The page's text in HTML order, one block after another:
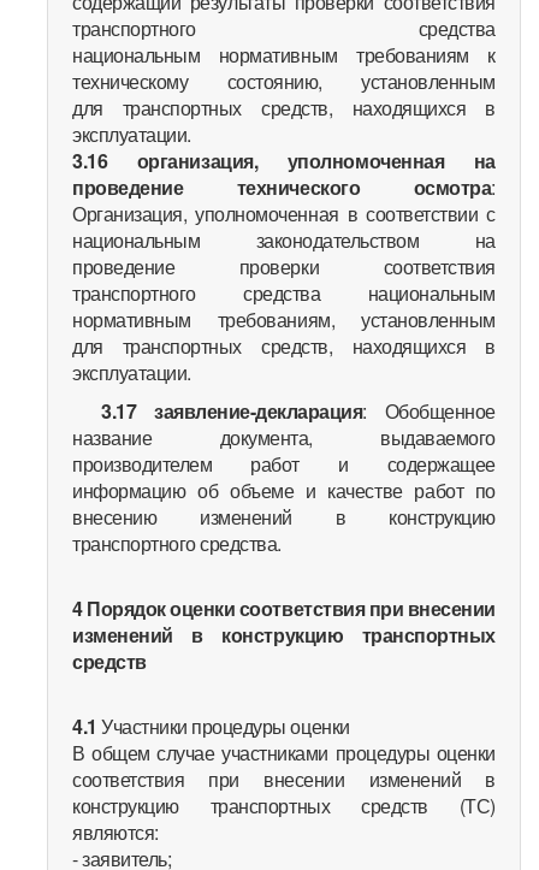
транспортного средства
национальным нормативным требованиям к
техническому состоянию, установленным
для транспортных средств, находящихся в
эксплуатации.
3.16
организация, уполномоченная на
проведение технического осмотра:
Организация, уполномоченная в соответствии с
национальным законодательством на
проведение проверки соответствия
транспортного средства национальным
нормативным требованиям, установленным
для транспортных средств, находящихся в
эксплуатации.
3.17
заявление-декларация: Обобщенное
название документа, выдаваемого
производителем работ и содержащее
информацию об объеме и качестве работ по
внесению изменений в конструкцию
транспортного средства.
4 Порядок оценки соответствия при внесении
изменений в конструкцию транспортных
средств
4.1 Участники процедуры оценки
В общем случае участниками процедуры оценки
соответствия при внесении изменений в
конструкцию транспортных средств (ТС)
являются:
- заявитель;